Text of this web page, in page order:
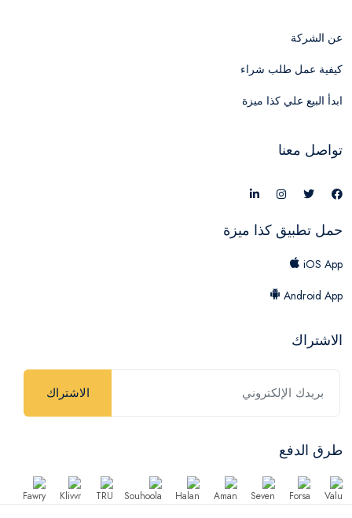
عن الشركة
كيفية عمل طلب شراء
ابدأ البيع علي كذا ميزة
تواصل معنا
حمل تطبيق كذا ميزة
iOS App
Android App
الاشتراك
الاشتراك
طرق الدفع